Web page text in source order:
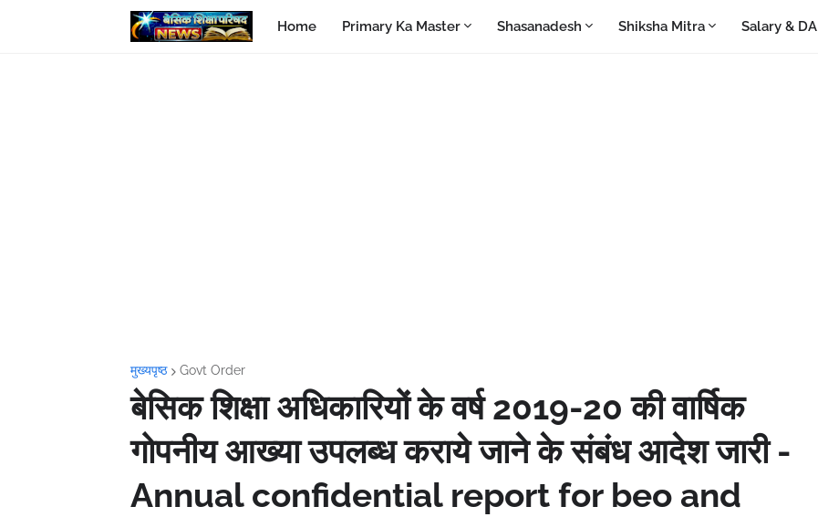
Home Primary Ka Master Shasanadesh Shiksha Mitra Salary & DA
मुख्यपृष्ठ Govt Order
बेसिक शिक्षा अधिकारियों के वर्ष 2019-20 की वार्षिक
गोपनीय आख्या उपलब्ध कराये जाने के संबंध आदेश जारी -
Annual confidential report for beo and